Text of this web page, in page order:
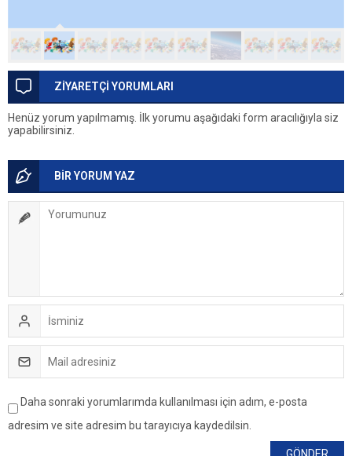
ZİYARETÇİ YORUMLARI
Henüz yorum yapılmamış. İlk yorumu aşağıdaki form aracılığıyla siz
yapabilirsiniz.
BİR YORUM YAZ
Daha sonraki yorumlarımda kullanılması için adım, e-posta
adresim ve site adresim bu tarayıcıya kaydedilsin.